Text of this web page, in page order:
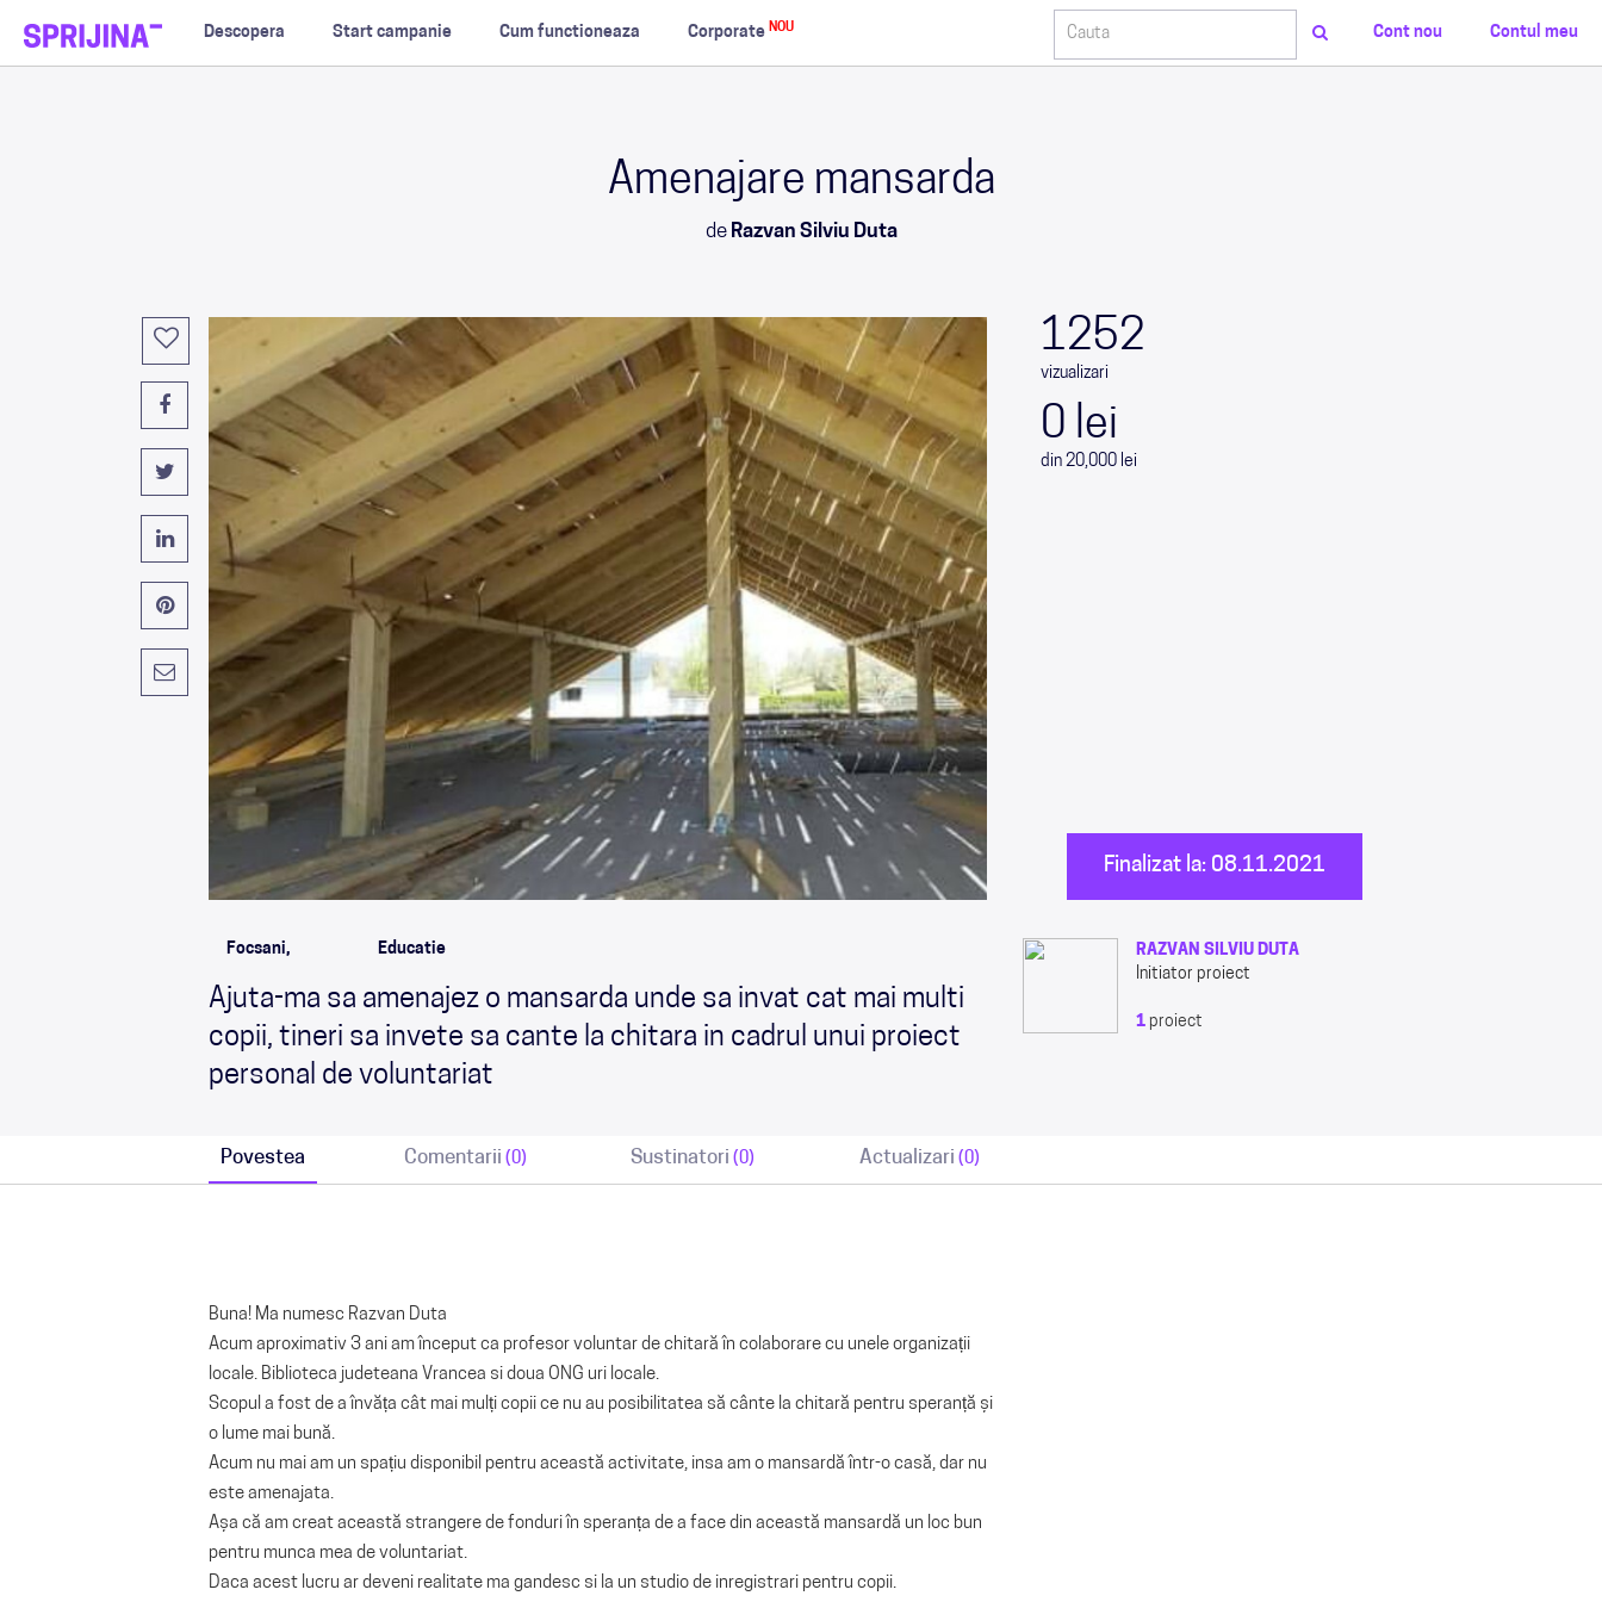
Descopera Start campanie Cum functioneaza Corporate NOU Cont nou Contul meu
Amenajare mansarda
de Razvan Silviu Duta
1252
vizualizari
0 lei
din 20,000 lei
Finalizat la: 08.11.2021
Focsani, Educatie
Ajuta-ma sa amenajez o mansarda unde sa invat cat mai multi
copii, tineri sa invete sa cante la chitara in cadrul unui proiect
personal de voluntariat
RAZVAN SILVIU DUTA
Initiator proiect
1proiect
Povestea Comentarii (0) Sustinatori (0) Actualizari (0)
Buna! Ma numesc Razvan Duta
Acum aproximativ 3 ani am început ca profesor voluntar de chitară în colaborare cu unele organizații
locale. Biblioteca judeteana Vrancea si doua ONG uri locale.
Scopul a fost de a învăța cât mai mulți copii ce nu au posibilitatea să cânte la chitară pentru speranță și
o lume mai bună.
Acum nu mai am un spațiu disponibil pentru această activitate, insa am o mansardă într-o casă, dar nu
este amenajata.
Așa că am creat această strangere de fonduri în speranța de a face din această mansardă un loc bun
pentru munca mea de voluntariat.
Daca acest lucru ar deveni realitate ma gandesc si la un studio de inregistrari pentru copii.